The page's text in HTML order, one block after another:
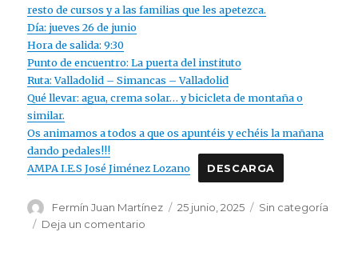
resto de cursos y a las familias que les apetezca.
Día: jueves 26 de junio
Hora de salida: 9:30
Punto de encuentro: La puerta del instituto
Ruta: Valladolid – Simancas – Valladolid
Qué llevar: agua, crema solar… y bicicleta de montaña o
similar.
Os animamos a todos a que os apuntéis y echéis la mañana
dando pedales!!!
AMPA I.E.S José Jiménez Lozano
DESCARGA
Autor
Fermín Juan Martínez
Publicado
25 junio, 2025 Categorías
Sin categoría
Deja un comentario